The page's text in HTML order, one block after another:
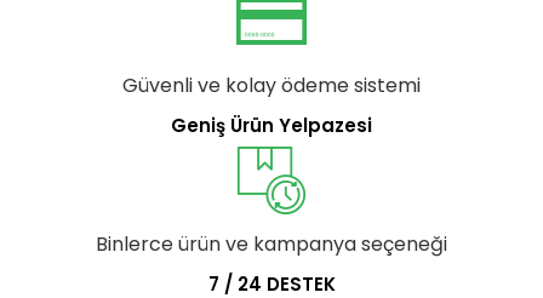
Güvenli ve kolay ödeme sistemi
Geniş Ürün Yelpazesi
Binlerce ürün ve kampanya seçeneği
7 / 24 DESTEK